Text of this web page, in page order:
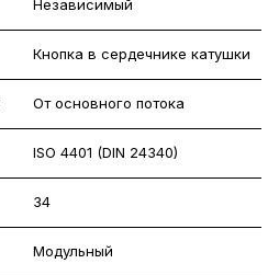
Независимый
Кнопка в сердечнике катушки
От основного потока
ISO 4401 (DIN 24340)
34
Модульный